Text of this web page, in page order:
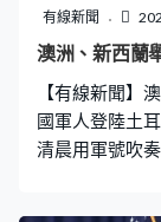
理想，普渡大
北卡羅來納州
是多預期6呎，
這項賽事自
有線新聞
澳洲、新西蘭
【有線新聞】
國軍人登陸土
清晨用軍號吹